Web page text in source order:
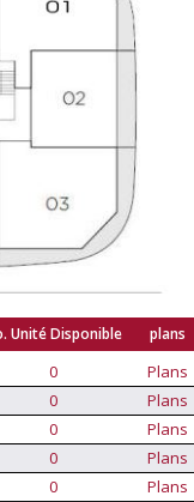
Unité Disponible plans
0
Plans
0
Plans
0
Plans
0
Plans
0
Plans